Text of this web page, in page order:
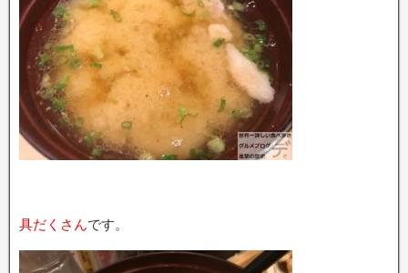
具だくさんです。